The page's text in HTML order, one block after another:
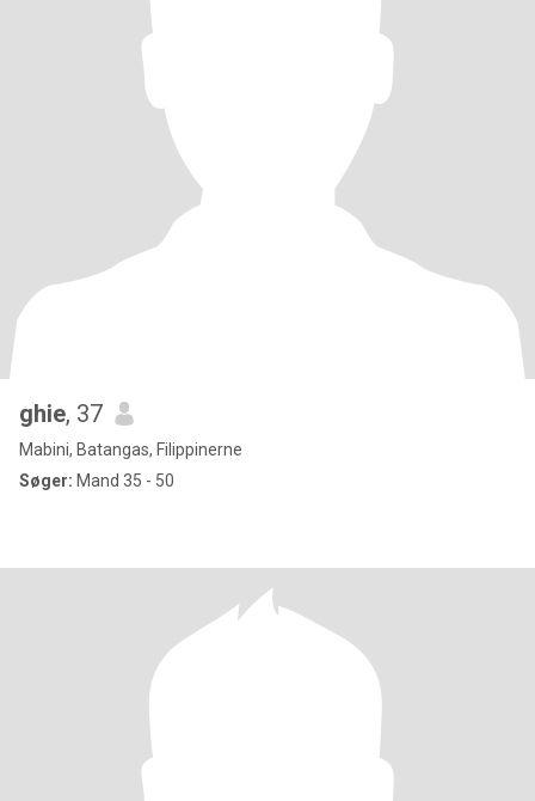
ghie, 37
Mabini, Batangas, Filippinerne
Søger: Mand 35 - 50